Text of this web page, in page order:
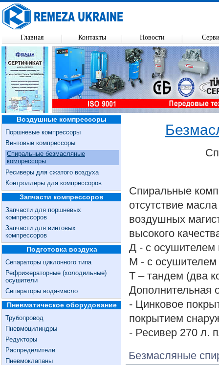
Воздушные компрессоры
Поршневые компрессоры
Винтовые компрессоры
Спиральные безмасляные
компрессоры
Ресиверы для сжатого воздуха
Контроллеры для компрессоров
Запчасти компрессоров
Запчасти для поршневых
компрессоров
Запчасти для винтовых
компрессоров
Подготовка воздуха
Сепараторы циклонного типа
Рефрижераторные (холодильные)
осушители
Сепараторы вода-масло
Пневматическое оборудование
Трубопровод
Пневмоцилиндры
Редукторы
Распределители
Пневмоклапаны
Спиральные
отсутствие
воздушных
высокого
Д - с осушителем
М - с осушителем
Т – тандем (два
Дополнительная
- Цинковое
покрытием
- Ресивер 270 л.
Безмасляные
Главная Контакты Новости